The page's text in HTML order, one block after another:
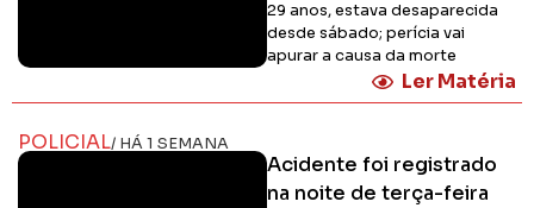
29 anos, estava desaparecida
desde sábado; perícia vai
apurar a causa da morte
Ler Matéria
POLICIAL/ HÁ 1 SEMANA
Acidente foi registrado
na noite de terça-feira